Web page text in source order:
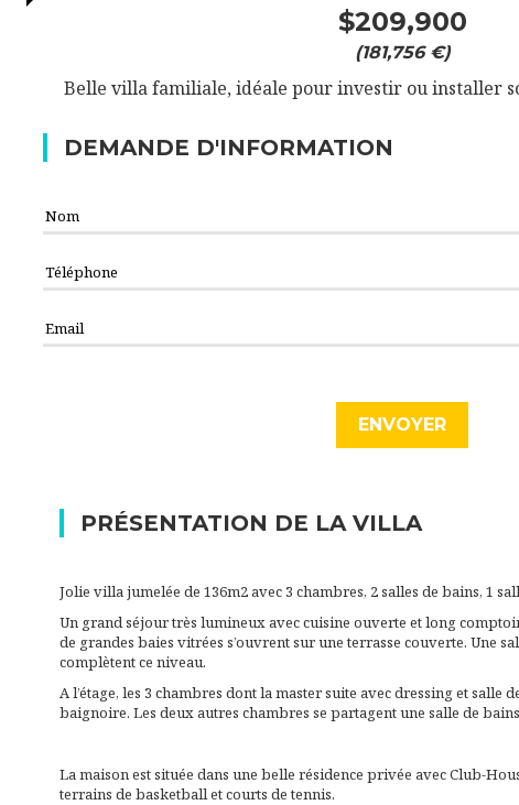
$209,900
(181,756 €)
Belle villa familiale, idéale pour investir ou installer
DEMANDE D'INFORMATION
PRÉSENTATION DE LA VILLA
Jolie villa jumelée de 136m2 avec 3 chambres, 2 salles de bains, 1
Un grand séjour très lumineux avec cuisine ouverte et long
de grandes baies vitrées s’ouvrent sur une terrasse couverte. Une
complètent ce niveau.
A l’étage, les 3 chambres dont la master suite avec dressing et salle
baignoire. Les deux autres chambres se partagent une salle de
La maison est située dans une belle résidence privée avec Club-
terrains de basketball et courts de tennis.